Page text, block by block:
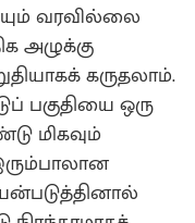
வரவில்லை
அழுக்கு
கருதலாம்.
பகுதியை ஒரு
மிகவும்